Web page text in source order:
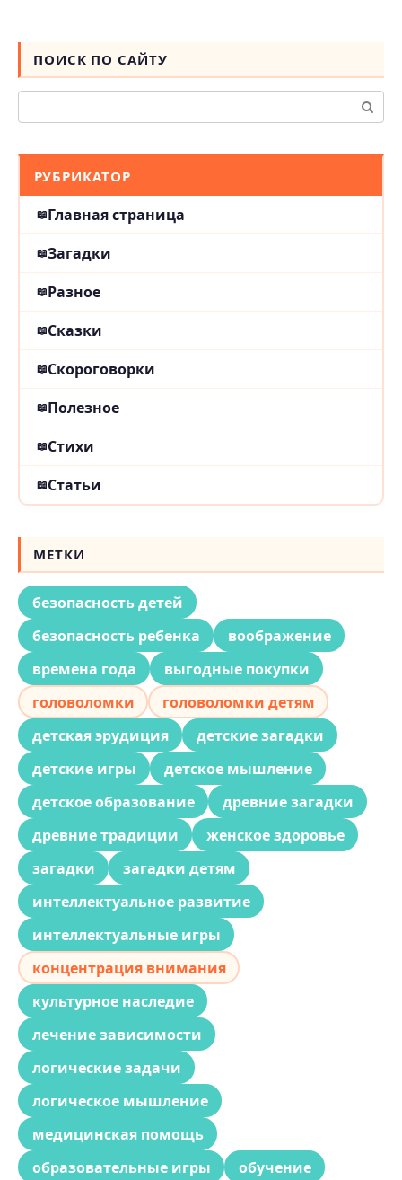
ПОИСК ПО САЙТУ
РУБРИКАТОР
Главная страница
Загадки
Разное
Сказки
Скороговорки
Полезное
Стихи
Статьи
МЕТКИ
безопасность детей
безопасность ребенка
воображение
времена года
выгодные покупки
головоломки
головоломки детям
детская эрудиция
детские загадки
детские игры
детское мышление
детское образование
древние загадки
древние традиции
женское здоровье
загадки
загадки детям
интеллектуальное развитие
интеллектуальные игры
концентрация внимания
культурное наследие
лечение зависимости
логические задачи
логическое мышление
медицинская помощь
образовательные игры
обучение